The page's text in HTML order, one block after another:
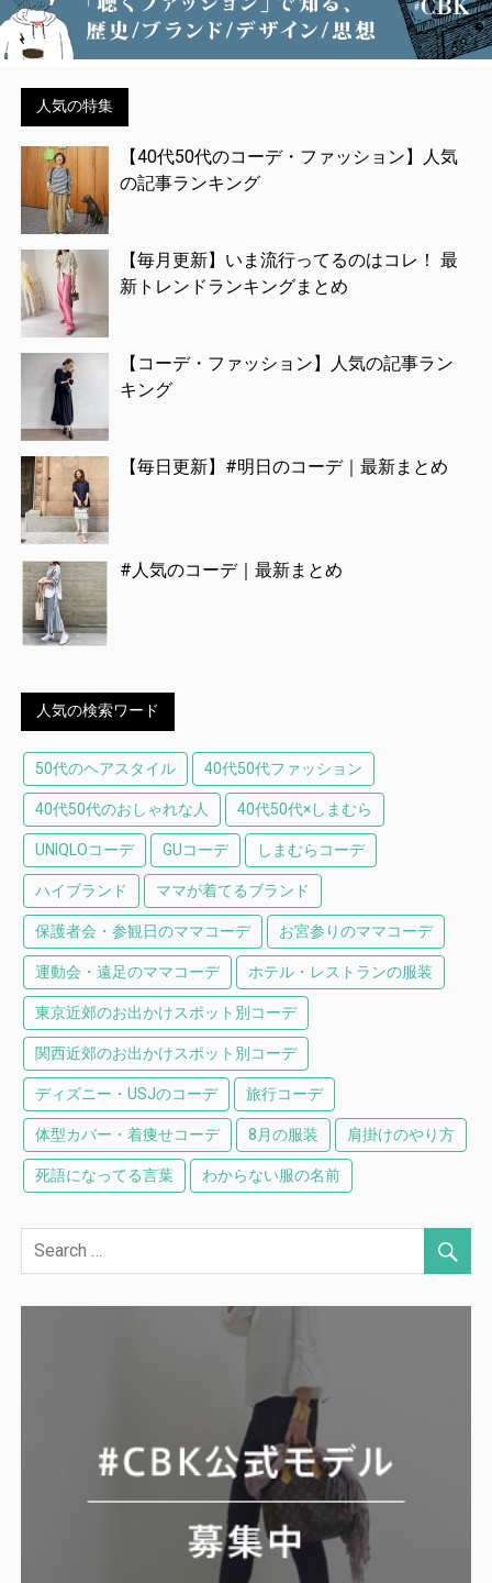
人気の特集
【40代50代のコーデ・ファッション】人気
の記事ランキング
【毎月更新】いま流行ってるのはコレ！ 最
新トレンドランキングまとめ
【コーデ・ファッション】人気の記事ラン
キング
【毎日更新】#明日のコーデ｜最新まとめ
#人気のコーデ｜最新まとめ
人気の検索ワード
50代のヘアスタイル 40代50代ファッション
40代50代のおしゃれな人 40代50代×しまむら
UNIQLOコーデ GUコーデ しまむらコーデ
ハイブランド ママが着てるブランド
保護者会・参観日のママコーデ お宮参りのママコーデ
運動会・遠足のママコーデ ホテル・レストランの服装
東京近郊のお出かけスポット別コーデ
関西近郊のお出かけスポット別コーデ
ディズニー・USJのコーデ 旅行コーデ
体型カバー・着痩せコーデ 8月の服装 肩掛けのやり方
死語になってる言葉 わからない服の名前